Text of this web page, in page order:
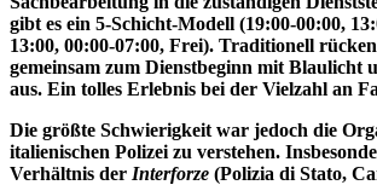
gibt es ein 5-Schicht-Modell (19:00-00:00,
13:00, 00:00-07:00, Frei). Traditionell
gemeinsam zum Dienstbeginn mit Blaulicht
aus. Ein tolles Erlebnis bei der Vielzahl an
Die größte Schwierigkeit war jedoch die
italienischen Polizei zu verstehen.
Verhältnis der Interforze (Polizia di Stato,